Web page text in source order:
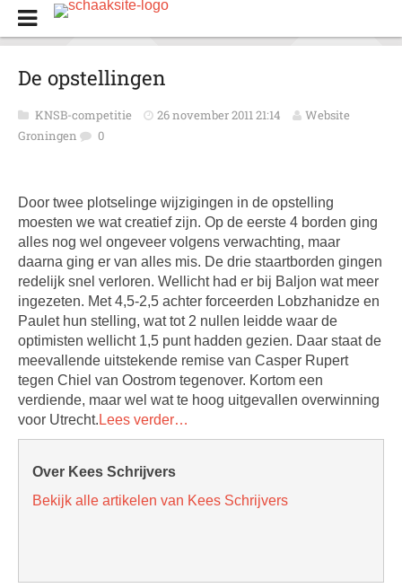
De opstellingen
KNSB-competitie 26 november 2011 21:14
Website
Groningen
0
Door twee plotselinge wijzigingen in de opstelling
moesten we wat creatief zijn. Op de eerste 4 borden ging
alles nog wel ongeveer volgens verwachting, maar
daarna ging er van alles mis. De drie staartborden gingen
redelijk snel verloren. Wellicht had er bij Baljon wat meer
ingezeten. Met 4,5-2,5 achter forceerden Lobzhanidze en
Paulet hun stelling, wat tot 2 nullen leidde waar de
optimisten wellicht 1,5 punt hadden gezien. Daar staat de
meevallende uitstekende remise van Casper Rupert
tegen Chiel van Oostrom tegenover. Kortom een
verdiende, maar wel wat te hoog uitgevallen overwinning
voor Utrecht. Lees verder…
Over Kees Schrijvers
Bekijk alle artikelen van Kees Schrijvers